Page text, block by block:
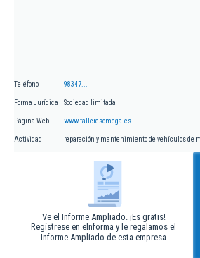
Teléfono 98347...
Forma Jurídica Sociedad limitada
Página Web www.talleresomega.es
Actividad reparación y mantenimiento de vehículos de
Ve el Informe Ampliado. ¡Es gratis!
Regístrese en eInforma y le regalamos el
Informe Ampliado de esta empresa